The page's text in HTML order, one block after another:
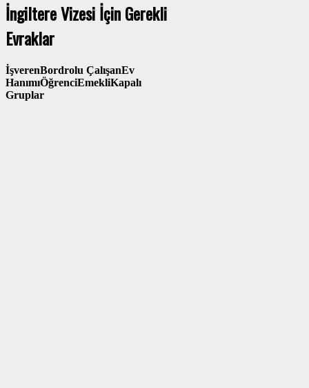
İngiltere Vizesi İçin Gerekli
Evraklar
İşverenBordrolu ÇalışanEv
HanımıÖğrenciEmekliKapalı
Gruplar